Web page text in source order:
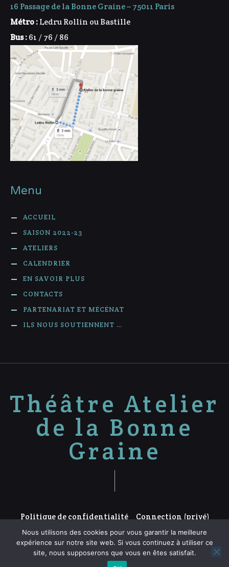
16 Passage de la Bonne Graine – 75011 Paris
Métro :Ledru Rollin ou Bastille
Bus :61 / 76 / 86
Menu
ACCUEIL
SAISON 2022-23
ATELIERS
CALENDRIER
EN SAVOIR PLUS
CONTACTS
PARTENARIAT ET MÉCÉNAT
ILS NOUS SOUTIENNENT …
Théâtre Atelier
de la Bonne
Graine
Politique de confidentialité Connection (privé)
Proudly powered by WordPress.
Nous utilisons des cookies pour vous garantir la meilleure
expérience sur notre site web. Si vous continuez à utiliser ce
site, nous supposerons que vous en êtes satisfait.